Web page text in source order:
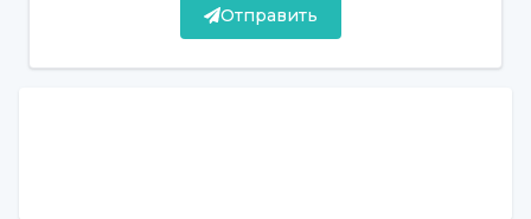
до подросткового возраста. Педодонты - это
специалисты, прошедшие специальную
Отправить